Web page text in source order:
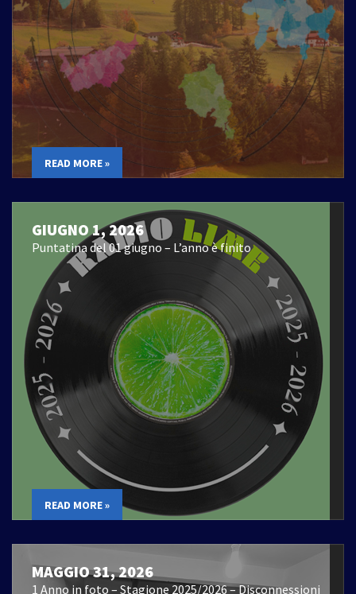
READ MORE »
GIUGNO 1, 2026
Puntatina del 01 giugno – L’anno è finito
READ MORE »
MAGGIO 31, 2026
1 Anno in foto – Stagione 2025/2026 – Disconnessioni